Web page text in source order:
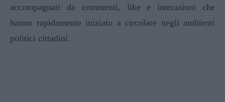
accompagnati da commenti, like e interazioni che
hanno rapidamente iniziato a circolare negli ambienti
politici cittadini.